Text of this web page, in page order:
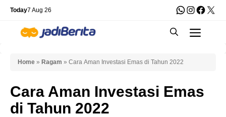
Skip
content
Today7 Aug 26 WhatsApp
X
Home » Ragam » Cara Aman Investasi Emas di Tahun 2022
Cara Aman Investasi Emas
di Tahun 2022